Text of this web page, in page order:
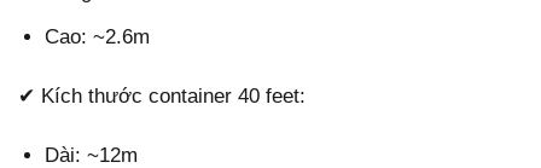
Cao: ~2.6m
✔ Kích thước container 40 feet:
Dài: ~12m